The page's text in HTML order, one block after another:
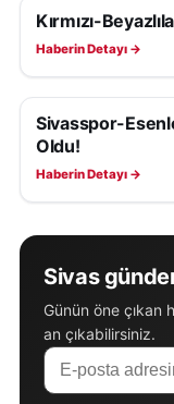
SIVASSPOR
Kırmızı-
Haberin Detayı →
SIVASSPOR
Sivasspor-
Oldu!
Haberin Detayı →
Sivas
Günün öne çıkan
an çıkabilirsiniz.